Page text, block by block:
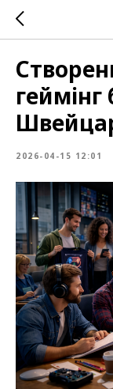
геймінг
2026-04-15 12:01